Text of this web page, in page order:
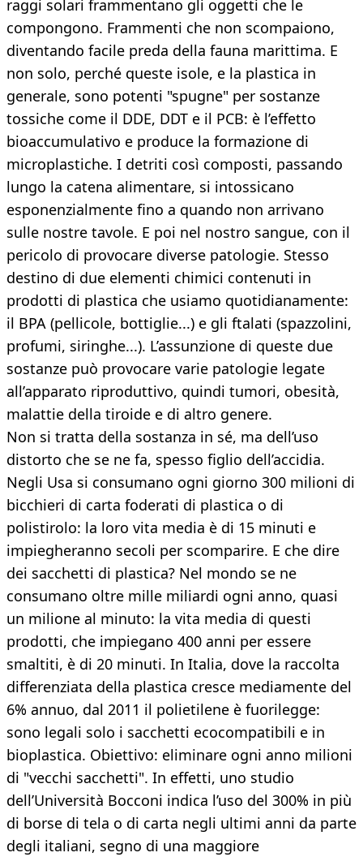
raggi solari frammentano gli oggetti che le
compongono. Frammenti che non scompaiono,
diventando facile preda della fauna marittima. E
non solo, perché queste isole, e la plastica in
generale, sono potenti "spugne" per sostanze
tossiche come il DDE, DDT e il PCB: è l’effetto
bioaccumulativo e produce la formazione di
microplastiche. I detriti così composti, passando
lungo la catena alimentare, si intossicano
esponenzialmente fino a quando non arrivano
sulle nostre tavole. E poi nel nostro sangue, con il
pericolo di provocare diverse patologie. Stesso
destino di due elementi chimici contenuti in
prodotti di plastica che usiamo quotidianamente:
il BPA (pellicole, bottiglie...) e gli ftalati (spazzolini,
profumi, siringhe...). L’assunzione di queste due
sostanze può provocare varie patologie legate
all’apparato riproduttivo, quindi tumori, obesità,
malattie della tiroide e di altro genere.
Non si tratta della sostanza in sé, ma dell’uso
distorto che se ne fa, spesso figlio dell’accidia.
Negli Usa si consumano ogni giorno 300 milioni di
bicchieri di carta foderati di plastica o di
polistirolo: la loro vita media è di 15 minuti e
impiegheranno secoli per scomparire. E che dire
dei sacchetti di plastica? Nel mondo se ne
consumano oltre mille miliardi ogni anno, quasi
un milione al minuto: la vita media di questi
prodotti, che impiegano 400 anni per essere
smaltiti, è di 20 minuti. In Italia, dove la raccolta
differenziata della plastica cresce mediamente del
6% annuo, dal 2011 il polietilene è fuorilegge:
sono legali solo i sacchetti ecocompatibili e in
bioplastica. Obiettivo: eliminare ogni anno milioni
di "vecchi sacchetti". In effetti, uno studio
dell’Università Bocconi indica l’uso del 300% in più
di borse di tela o di carta negli ultimi anni da parte
degli italiani, segno di una maggiore